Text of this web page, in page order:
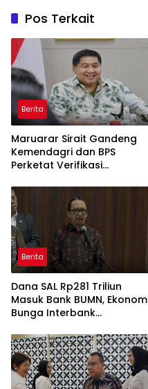
Pos Terkait
Berita
Maruarar Sirait Gandeng
Kemendagri dan BPS
Perketat Verifikasi
Rumah BSPS
Berita
Dana SAL Rp281 Triliun
Masuk Bank BUMN,
Bunga Interbank